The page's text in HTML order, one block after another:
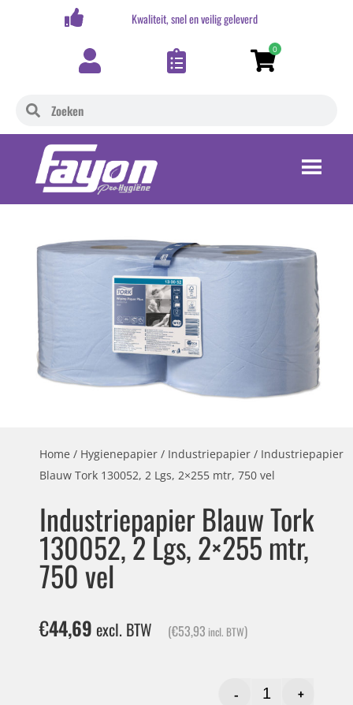
Kwaliteit, snel en veilig geleverd
0
Home / Hygienepapier / Industriepapier / Industriepapier
Blauw Tork 130052, 2 Lgs, 2×255 mtr, 750 vel
Industriepapier Blauw Tork
130052, 2 Lgs, 2×255 mtr,
750 vel
€44,69 excl. BTW (€53,93 incl. BTW)
-
+